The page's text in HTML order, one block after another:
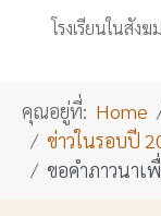
โรงเรียนในสัง
คุณอยู่ที่: Home
ข่าวในรอบปี
ขอคำภาวนาเ